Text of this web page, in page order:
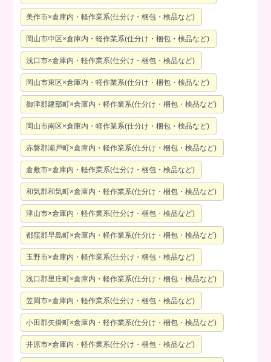
美作市×倉庫内・軽作業系(仕分け・梱包・検品など)
岡山市中区×倉庫内・軽作業系(仕分け・梱包・検品など)
浅口市×倉庫内・軽作業系(仕分け・梱包・検品など)
岡山市東区×倉庫内・軽作業系(仕分け・梱包・検品など)
御津郡建部町×倉庫内・軽作業系(仕分け・梱包・検品など)
岡山市南区×倉庫内・軽作業系(仕分け・梱包・検品など)
赤磐郡瀬戸町×倉庫内・軽作業系(仕分け・梱包・検品など)
倉敷市×倉庫内・軽作業系(仕分け・梱包・検品など)
和気郡和気町×倉庫内・軽作業系(仕分け・梱包・検品など)
津山市×倉庫内・軽作業系(仕分け・梱包・検品など)
都窪郡早島町×倉庫内・軽作業系(仕分け・梱包・検品など)
玉野市×倉庫内・軽作業系(仕分け・梱包・検品など)
浅口郡里庄町×倉庫内・軽作業系(仕分け・梱包・検品など)
笠岡市×倉庫内・軽作業系(仕分け・梱包・検品など)
小田郡矢掛町×倉庫内・軽作業系(仕分け・梱包・検品など)
井原市×倉庫内・軽作業系(仕分け・梱包・検品など)